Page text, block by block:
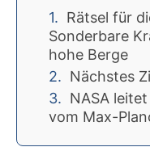
Rätsel für
Sonderbare
hohe Berge
Nächstes
NASA
vom Max-